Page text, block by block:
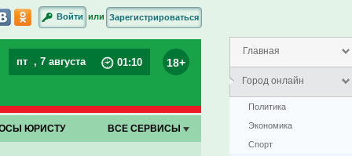
Главная
Город онлайн
Политика
Экономика
Спорт
Войти или Зарегистрироваться
пт , 7 августа 01:10 18+
ЮРИСТУ ВСЕ СЕРВИСЫ